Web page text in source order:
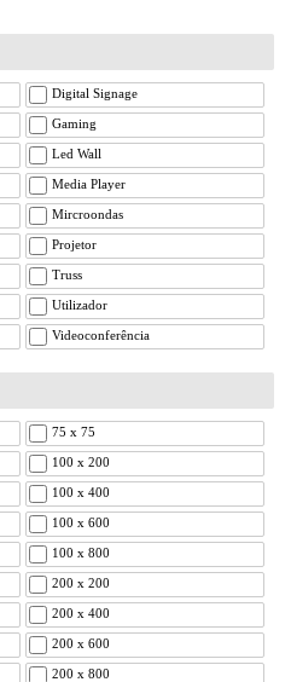
Digital Signage
Gaming
Led Wall
Media Player
Mircroondas
Projetor
Truss
Utilizador
Videoconferência
75 x 75
100 x 200
100 x 400
100 x 600
100 x 800
200 x 200
200 x 400
200 x 600
200 x 800